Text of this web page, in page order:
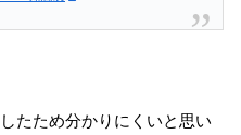
たため分かりにくいと思い